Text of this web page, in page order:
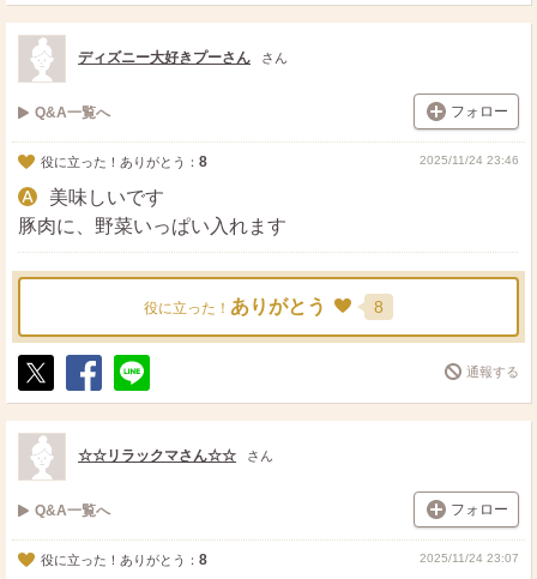
ス
ト
ェ
る
ディズニー大好きプーさん さん
Q&A一覧へ フォロー
役に立った！ありがとう： 8 2025/11/24 23:46
美味しいです
豚肉に、野菜いっぱい入れます
役に立った！ ありがとう 8
ポ
ス
ト
シ
ェ
送
る
通報する
☆☆リラックマさん☆☆ さん
Q&A一覧へ フォロー
役に立った！ありがとう： 8 2025/11/24 23:07